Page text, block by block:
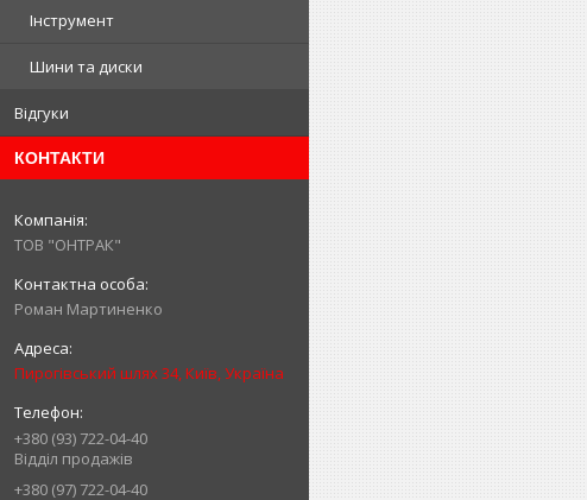
Інструмент
Шини та диски
Відгуки
КОНТАКТИ
ТОВ "ОНТРАК"
Роман Мартиненко
Пирогівський шлях 34, Київ, Україна
+380 (93) 722-04-40
Відділ продажів
+380 (97) 722-04-40